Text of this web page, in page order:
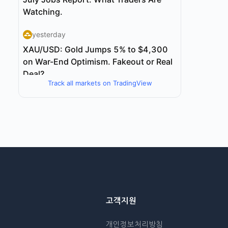
Track all markets on TradingView
고객지원
개인정보처리방침